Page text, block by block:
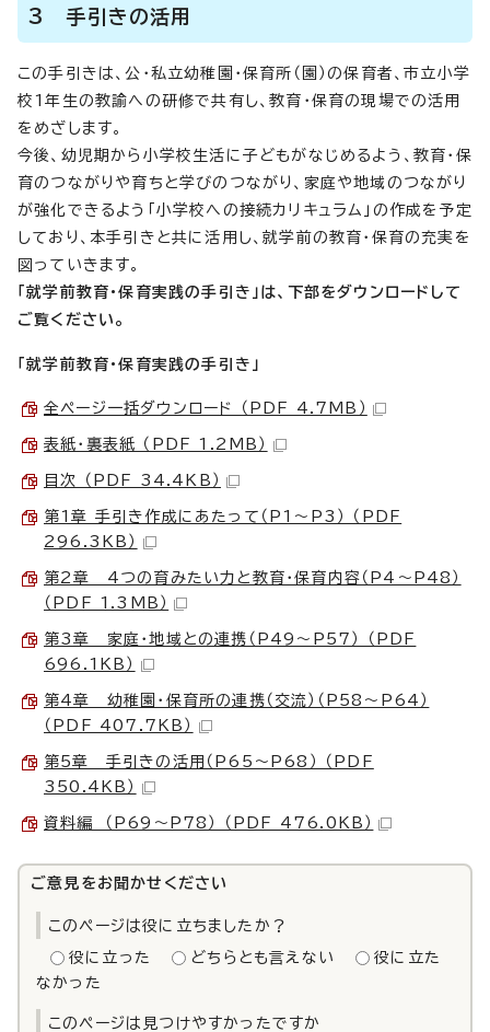
3 手引きの活用
この手引きは、公・私立幼稚園・保育所（園）の保育者、市立小学
校1年生の教諭への研修で共有し、教育・保育の現場での活用
をめざします。
今後、幼児期から小学校生活に子どもがなじめるよう、教育・保
育のつながりや育ちと学びのつながり、家庭や地域のつながり
が強化できるよう「小学校への接続カリキュラム」の作成を予定
しており、本手引きと共に活用し、就学前の教育・保育の充実を
図っていきます。
「就学前教育・保育実践の手引き」は、下部をダウンロードして
ご覧ください。
「就学前教育・保育実践の手引き」
全ページ一括ダウンロード （PDF 4.7MB）
表紙・裏表紙 （PDF 1.2MB）
目次 （PDF 34.4KB）
第1章 手引き作成にあたって（P1～P3） （PDF
296.3KB）
第2章 4つの育みたい力と教育・保育内容（P4～P48）
（PDF 1.3MB）
第3章 家庭・地域との連携（P49～P57） （PDF
696.1KB）
第4章 幼稚園・保育所の連携（交流）（P58～P64）
（PDF 407.7KB）
第5章 手引きの活用（P65～P68） （PDF
350.4KB）
資料編 （P69～P78） （PDF 476.0KB）
ご意見をお聞かせください
このページは役に立ちましたか？
役に立った どちらとも言えない
役に立た
なかった
このページは見つけやすかったですか